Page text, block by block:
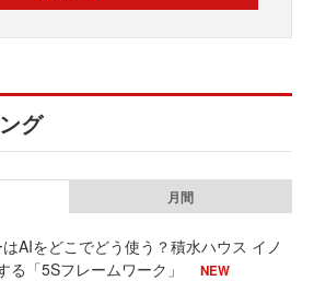
グ
月間
AIをどこでどう使う？積水ハウス イノ
る「5Sフレームワーク」
NEW